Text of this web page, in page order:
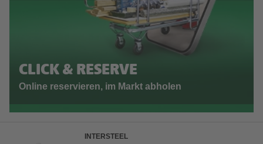
CLICK & RESERVE
Online reservieren, im Markt abholen
INTERSTEEL